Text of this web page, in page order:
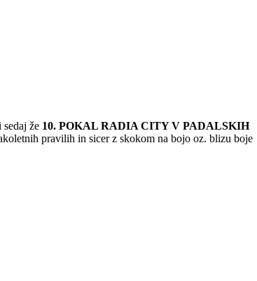
že 10. POKAL RADIA CITY V PADALSKIH
pravilih in sicer z skokom na bojo oz. blizu boje